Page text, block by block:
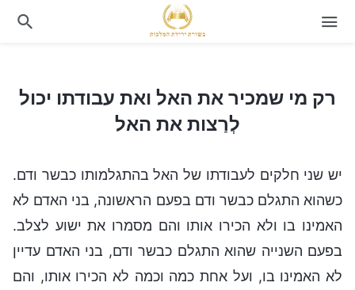
רק מי שמכיר את האל ואת עבודתו יכול לְרַצות את האל
רק מי שמכיר את האל ואת עבודתו יכול
לְרַצות את האל
יש שני חלקים לעבודתו של האל בהתגלמותו כבשר ודם.
כשהוא התגלם כבשר ודם בפעם הראשונה, בני האדם לא
האמינו בו ולא הכירו אותו והם מסמרו את ישוע לצלב.
בפעם השנייה שהוא התגלם כבשר ודם, בני האדם עדיין
לא האמינו בו, ועל אחת כמה וכמה לא הכירו אותו, והם